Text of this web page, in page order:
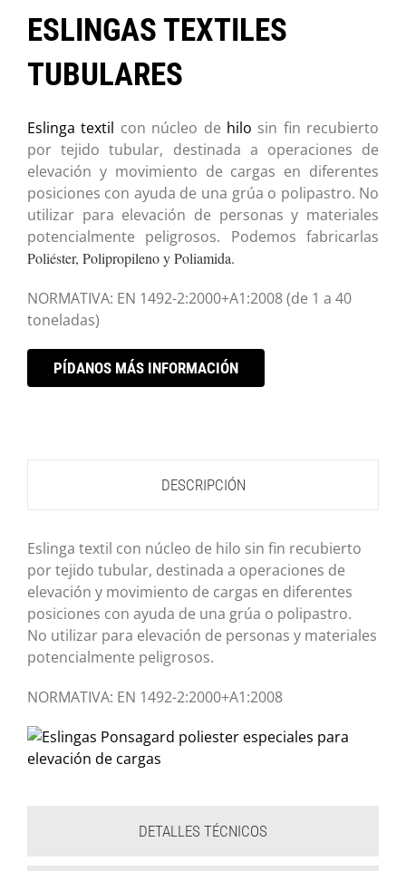
ESLINGAS TEXTILES
TUBULARES
Eslinga textil con núcleo de hilo sin fin recubierto
por tejido tubular, destinada a operaciones de
elevación y movimiento de cargas en diferentes
posiciones con ayuda de una grúa o polipastro. No
utilizar para elevación de personas y materiales
potencialmente peligrosos. Podemos fabricarlas
Poliéster, Polipropileno y Poliamida.
NORMATIVA: EN 1492-2:2000+A1:2008 (de 1 a 40
toneladas)
PÍDANOS MÁS INFORMACIÓN
DESCRIPCIÓN
Eslinga textil con núcleo de hilo sin fin recubierto
por tejido tubular, destinada a operaciones de
elevación y movimiento de cargas en diferentes
posiciones con ayuda de una grúa o polipastro.
No utilizar para elevación de personas y materiales
potencialmente peligrosos.
NORMATIVA: EN 1492-2:2000+A1:2008
DETALLES TÉCNICOS